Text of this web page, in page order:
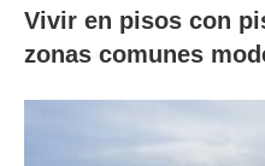
Vivir en pisos con
zonas comunes